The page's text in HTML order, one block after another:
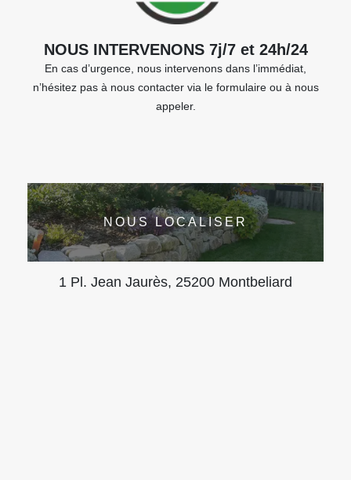
NOUS INTERVENONS 7j/7 et 24h/24
En cas d’urgence, nous intervenons dans l’immédiat,
n’hésitez pas à nous contacter via le formulaire ou à nous
appeler.
NOUS LOCALISER
1 Pl. Jean Jaurès, 25200 Montbeliard